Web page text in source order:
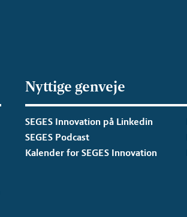
Nyttige genveje
SEGES Innovation på Linkedin
SEGES Podcast
Kalender for SEGES Innovation